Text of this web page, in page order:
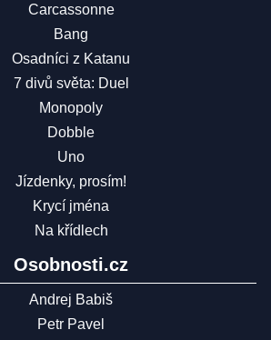
Carcassonne
Bang
Osadníci z Katanu
7 divů světa: Duel
Monopoly
Dobble
Uno
Jízdenky, prosím!
Krycí jména
Na křídlech
Osobnosti.cz
Andrej Babiš
Petr Pavel